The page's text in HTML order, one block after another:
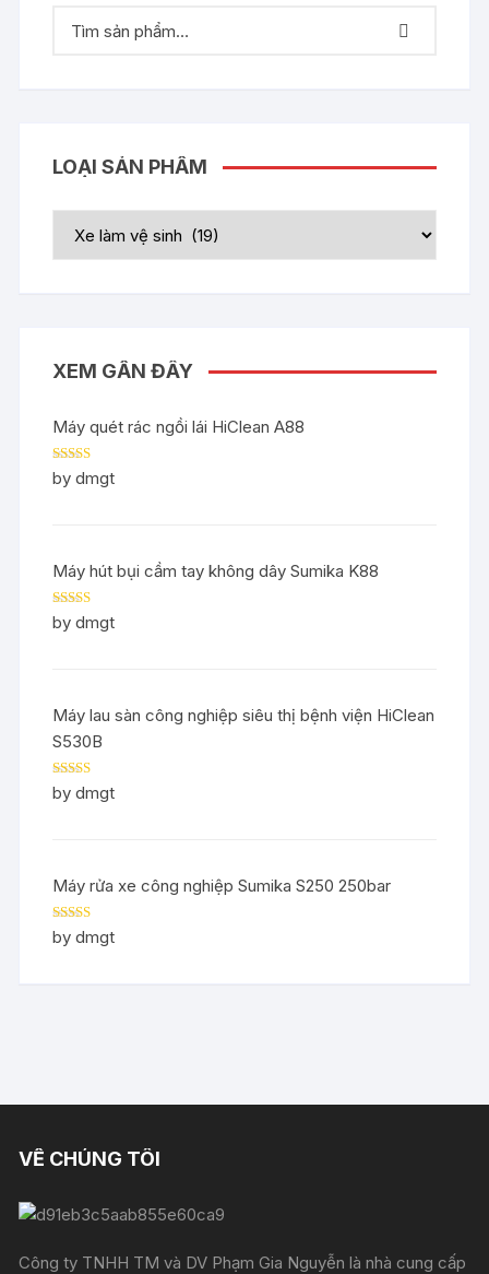
LOẠI SẢN PHẨM
XEM GẦN ĐÂY
Máy quét rác ngồi lái HiClean A88
Rated5out
of 5
by dmgt
Máy hút bụi cầm tay không dây Sumika K88
Rated5out
of 5
by dmgt
Máy lau sàn công nghiệp siêu thị bệnh viện HiClean
S530B
Rated5out
of 5
by dmgt
Máy rửa xe công nghiệp Sumika S250 250bar
Rated5out
of 5
by dmgt
VỀ CHÚNG TÔI
Công ty TNHH TM và DV Phạm Gia Nguyễn là nhà cung cấp